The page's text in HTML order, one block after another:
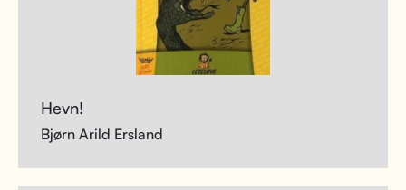
Hevn!
Bjørn Arild Ersland